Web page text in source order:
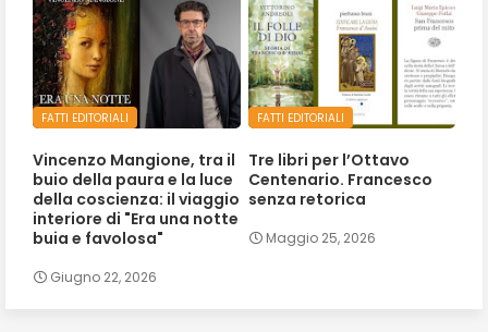
FATTI EDITORIALI
Vincenzo Mangione, tra il
buio della paura e la luce
della coscienza: il viaggio
interiore di "Era una notte
buia e favolosa"
Giugno 22, 2026
FATTI EDITORIALI
Tre libri per l’Ottavo
Centenario. Francesco
senza retorica
Maggio 25, 2026